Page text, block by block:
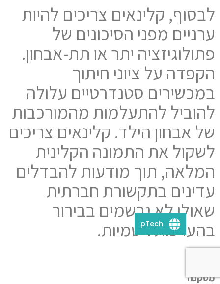
לבסוף, קלינאים צריכים להיות
ערניים מפני הסיכונים של
פתולוגיזציה יתר או תת-אבחון.
הקפדה על ציוני חיתוך
במכשירים סטנדרטיים עלולה
להוביל להתעלמות מהמורכבות
של אבחון הילד. קלינאים צריכים
לשקול את התמונה הקלינית
המלאה, תוך מודעות להבדלים
עדינים בתקשורת חברתית
שאולי לא נרשמים בבירור
בהערכות רשמיות.
מסקנה
pTech